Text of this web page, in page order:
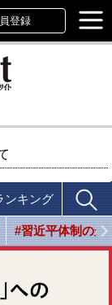
登録
ンキング
#習近平体制の光